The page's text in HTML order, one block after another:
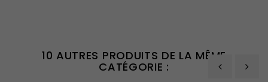
10 AUTRES PRODUITS DE LA MÊME
CATÉGORIE :